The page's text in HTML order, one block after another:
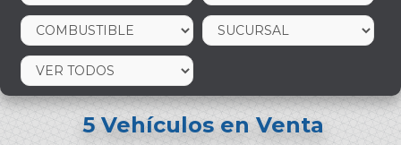
5Vehículos en Venta